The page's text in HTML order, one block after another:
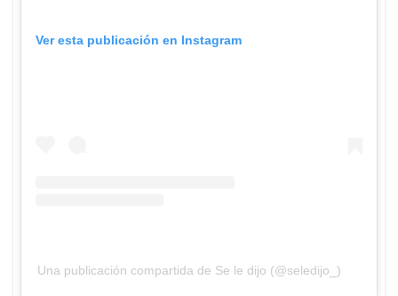
Ver esta publicación en Instagram
Una publicación compartida de Se le dijo (@seledijo_)